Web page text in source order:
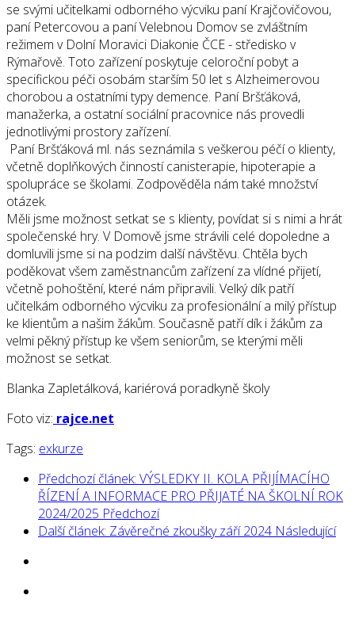
se svými učitelkami odborného výcviku paní Krajčovičovou,
paní Petercovou a paní Velebnou Domov se zvláštním
režimem v Dolní Moravici Diakonie ČCE - středisko v
Rýmařově. Toto zařízení poskytuje celoroční pobyt a
specifickou péči osobám starším 50 let s Alzheimerovou
chorobou a ostatními typy demence. Paní Bršťáková,
manažerka, a ostatní sociální pracovnice nás provedli
jednotlivými prostory zařízení.
Paní Bršťáková ml. nás seznámila s veškerou péčí o klienty,
včetně doplňkových činností canisterapie, hipoterapie a
spolupráce se školami. Zodpověděla nám také množství
otázek.
Měli jsme možnost setkat se s klienty, povídat si s nimi a hrát
společenské hry. V Domově jsme strávili celé dopoledne a
domluvili jsme si na podzim další návštěvu. Chtěla bych
poděkovat všem zaměstnancům zařízení za vlídné přijetí,
včetně pohoštění, které nám připravili. Velký dík patří
učitelkám odborného výcviku za profesionální a milý přístup
ke klientům a našim žákům. Současně patří dík i žákům za
velmi pěkný přístup ke všem seniorům, se kterými měli
možnost se setkat.
Blanka Zapletálková, kariérová poradkyně školy
Foto viz: rajce.net
Tags: exkurze
Předchozí článek: VÝSLEDKY II. KOLA PŘIJÍMACÍHO
ŘÍZENÍ A INFORMACE PRO PŘIJATÉ NA ŠKOLNÍ ROK
2024/2025 Předchozí
Další článek: Závěrečné zkoušky září 2024 Následující